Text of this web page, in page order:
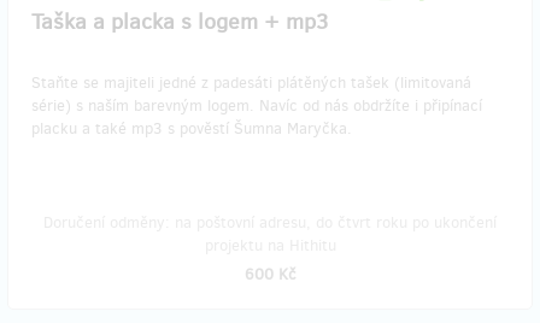
Taška a placka s logem + mp3
Staňte se majiteli jedné z padesáti plátěných tašek (limitovaná
série) s naším barevným logem. Navíc od nás obdržíte i připínací
placku a také mp3 s pověstí Šumna Maryčka.
600 Kč